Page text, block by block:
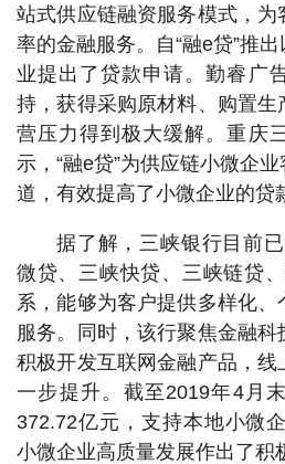
站式供应链融资服务模式，
率的金融服务。自“融e贷”推
业提出了贷款申请。勤睿广
持，获得采购原材料、购置
营压力得到极大缓解。重庆
示，“融e贷”为供应链小微企
道，有效提高了小微企业的贷
据了解，三峡银行目前
微贷、三峡快贷、三峡链贷
系，能够为客户提供多样化
服务。同时，该行聚焦金融科
积极开发互联网金融产品，
一步提升。截至2019年4月
372.72亿元，支持本地小微
小微企业高质量发展作出了积